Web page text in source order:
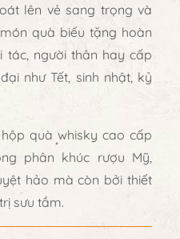
lên vẻsang trọng và
món quà biếu tặng hoàn
tác, người thân hay cấp
như Tết, sinh nhật, kỷ
hộp quà whisky cao cấp
phân khúc rượu Mỹ,
hảo mà còn bởi thiết
sưu tầm.